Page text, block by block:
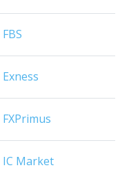
IC Market